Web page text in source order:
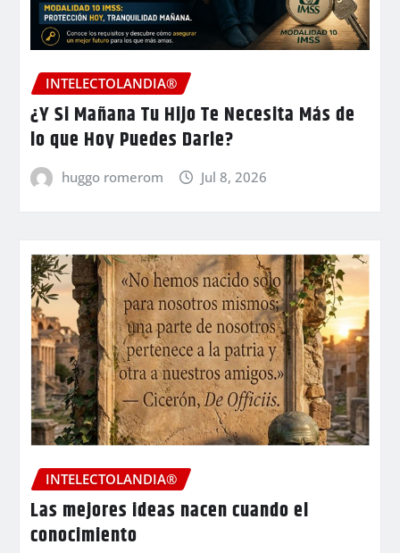
INTELECTOLANDIA®
¿Y Si Mañana Tu Hijo Te Necesita Más de
lo que Hoy Puedes Darle?
huggo romerom Jul 8, 2026
INTELECTOLANDIA®
Las mejores ideas nacen cuando el
conocimiento